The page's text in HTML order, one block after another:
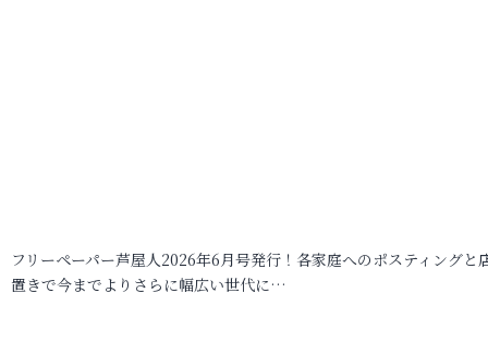
フリーペーパー芦屋人2026年6月号発行！各家庭へのポスティングと
置きで今までよりさらに幅広い世代に…